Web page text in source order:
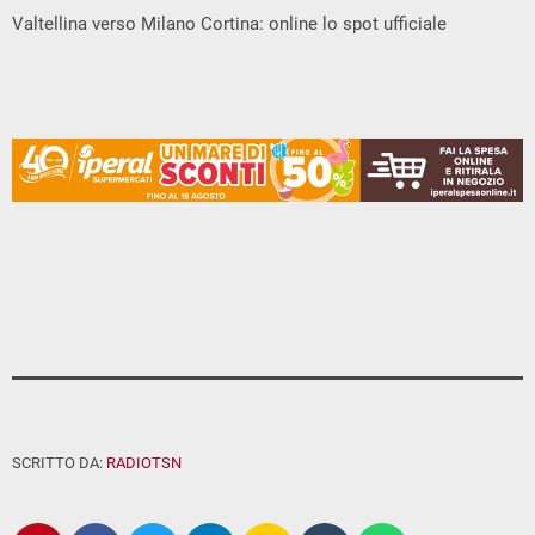
Valtellina verso Milano Cortina: online lo spot ufficiale
SCRITTO DA: RADIOTSN